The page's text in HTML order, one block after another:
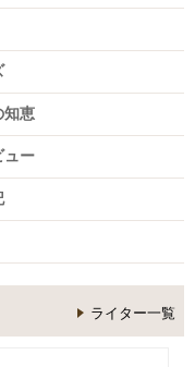
知恵
ュー
ライター一覧